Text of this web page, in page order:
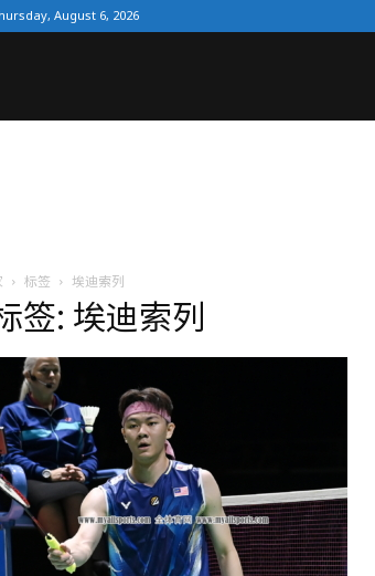
August 6, 2026
标签 埃迪索列
签: 埃迪索列